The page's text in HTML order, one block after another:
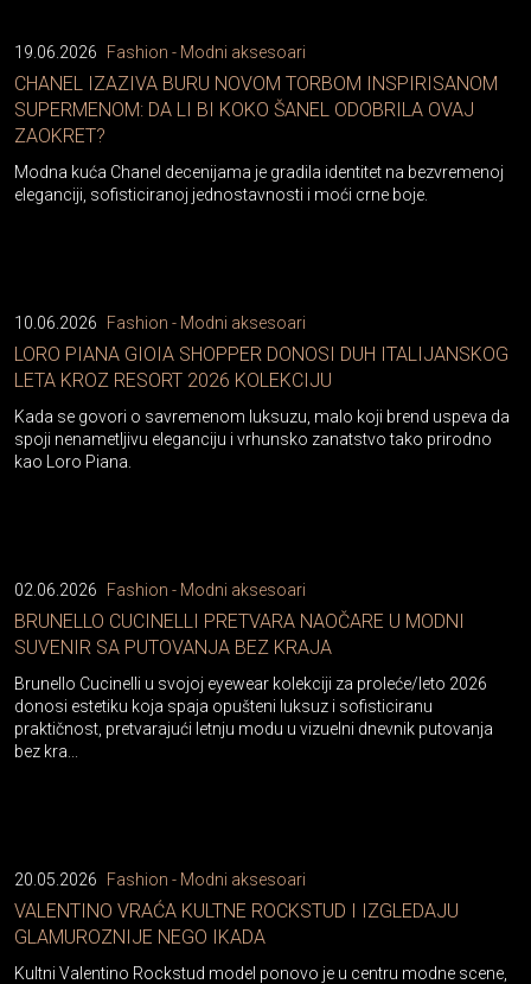
19.06.2026 Fashion - Modni aksesoari
CHANEL IZAZIVA BURU NOVOM TORBOM INSPIRISANOM
SUPERMENOM: DA LI BI KOKO ŠANEL ODOBRILA OVAJ
ZAOKRET?
Modna kuća Chanel decenijama je gradila identitet na bezvremenoj
eleganciji, sofisticiranoj jednostavnosti i moći crne boje.
10.06.2026 Fashion - Modni aksesoari
LORO PIANA GIOIA SHOPPER DONOSI DUH ITALIJANSKOG
LETA KROZ RESORT 2026 KOLEKCIJU
Kada se govori o savremenom luksuzu, malo koji brend uspeva da
spoji nenametljivu eleganciju i vrhunsko zanatstvo tako prirodno
kao Loro Piana.
02.06.2026 Fashion - Modni aksesoari
BRUNELLO CUCINELLI PRETVARA NAOČARE U MODNI
SUVENIR SA PUTOVANJA BEZ KRAJA
Brunello Cucinelli u svojoj eyewear kolekciji za proleće/leto 2026
donosi estetiku koja spaja opušteni luksuz i sofisticiranu
praktičnost, pretvarajući letnju modu u vizuelni dnevnik putovanja
bez kra...
20.05.2026 Fashion - Modni aksesoari
VALENTINO VRAĆA KULTNE ROCKSTUD I IZGLEDAJU
GLAMUROZNIJE NEGO IKADA
Kultni Valentino Rockstud model ponovo je u centru modne scene,